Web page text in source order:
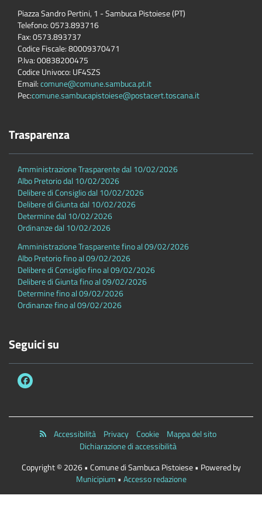
Piazza Sandro Pertini, 1 - Sambuca Pistoiese (PT)
Telefono: 0573.893716
Fax: 0573.893737
Codice Fiscale: 80009370471
P.Iva: 00838200475
Codice Univoco: UF4SZS
Email:comune@comune.sambuca.pt.it
Pec:comune.sambucapistoiese@postacert.toscana.it
Trasparenza
Amministrazione Trasparente dal 10/02/2026
Albo Pretorio dal 10/02/2026
Delibere di Consiglio dal 10/02/2026
Delibere di Giunta dal 10/02/2026
Determine dal 10/02/2026
Ordinanze dal 10/02/2026
Amministrazione Trasparente fino al 09/02/2026
Albo Pretorio fino al 09/02/2026
Delibere di Consiglio fino al 09/02/2026
Delibere di Giunta fino al 09/02/2026
Determine fino al 09/02/2026
Ordinanze fino al 09/02/2026
Seguici su
Accessibilità Privacy Cookie
Mappa del sito
Dichiarazione di accessibilità
Copyright © 2026 • Comune di Sambuca Pistoiese • Powered by
Municipium • Accesso redazione